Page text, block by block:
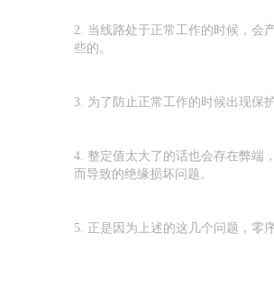
2. 当线路处于正常工作的时候，会
些的。
3. 为了防止正常工作的时候出现保
4. 整定值太大了的话也会存在弊端
而导致的绝缘损坏问题。
5. 正是因为上述的这几个问题，零